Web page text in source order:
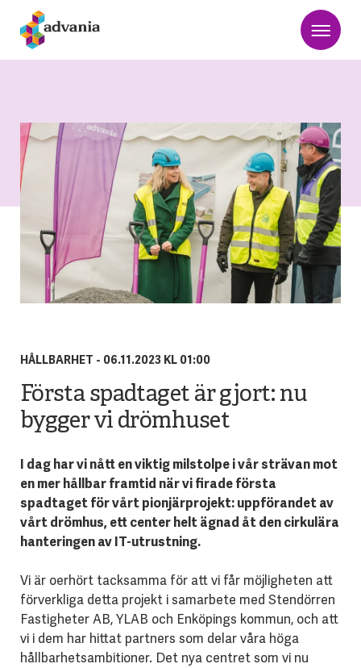
HÅLLBARHET - 06.11.2023 KL 01:00
Första spadtaget är gjort: nu
bygger vi drömhuset
I dag har vi nått en viktig milstolpe i vår strävan mot
en mer hållbar framtid när vi firade första
spadtaget för vårt pionjärprojekt: uppförandet av
vårt drömhus, ett center helt ägnad åt den cirkulära
hanteringen av IT-utrustning.
Vi är oerhört tacksamma för att vi får möjligheten att
förverkliga detta projekt i samarbete med Stendörren
Fastigheter AB, YLAB och Enköpings kommun, och att
vi i dem har hittat partners som delar våra höga
hållbarhetsambitioner. Det nya centret som vi nu